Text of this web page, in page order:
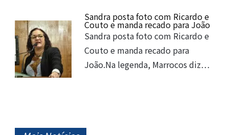
Sandra posta foto com Ricardo e
Couto e manda recado para João
Sandra posta foto com Ricardo e
Couto e manda recado para
João.Na legenda, Marrocos diz…